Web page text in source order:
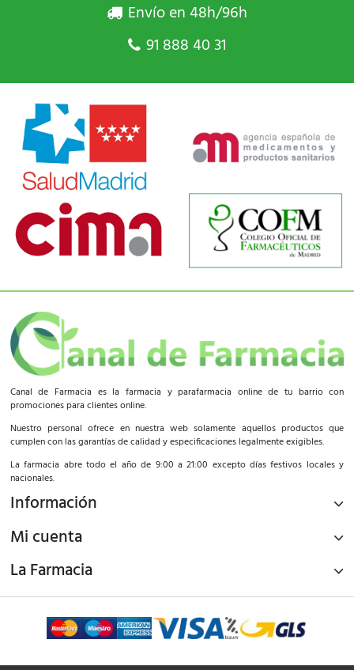
Envío en 48h/96h
91 888 40 31
Canal de Farmacia es la farmacia y parafarmacia online de tu barrio con
promociones para clientes online.
Nuestro personal ofrece en nuestra web solamente aquellos productos que
cumplen con las garantías de calidad y especificaciones legalmente exigibles.
La farmacia abre todo el año de 9:00 a 21:00 excepto días festivos locales y
nacionales.
Información
Mi cuenta
La Farmacia